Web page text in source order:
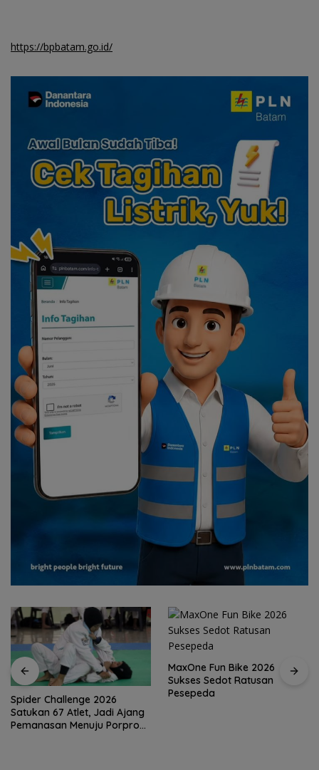
https://bpbatam.go.id/
Spider Challenge 2026
Satukan 67 Atlet, Jadi Ajang
Pemanasan Menuju Porprov
MaxOne Fun Bike 2026
Sukses Sedot Ratusan
Pesepeda